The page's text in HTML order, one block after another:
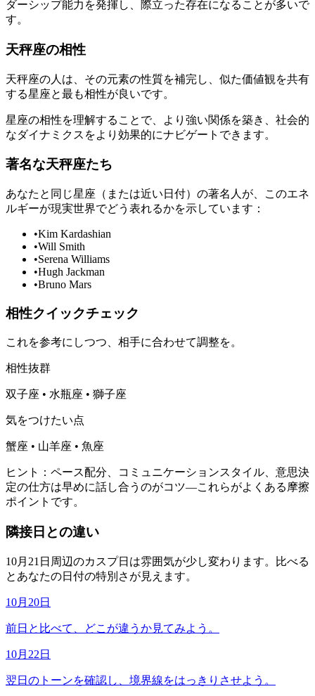
ダーシップ能力を発揮し、際立った存在になることが多いで
す。
天秤座の相性
天秤座の人は、その元素の性質を補完し、似た価値観を共有
する星座と最も相性が良いです。
星座の相性を理解することで、より強い関係を築き、社会的
なダイナミクスをより効果的にナビゲートできます。
著名な天秤座たち
あなたと同じ星座（または近い日付）の著名人が、このエネ
ルギーが現実世界でどう表れるかを示しています：
•Kim Kardashian
•Will Smith
•Serena Williams
•Hugh Jackman
•Bruno Mars
相性クイックチェック
これを参考にしつつ、相手に合わせて調整を。
相性抜群
双子座 • 水瓶座 • 獅子座
気をつけたい点
蟹座 • 山羊座 • 魚座
ヒント：ペース配分、コミュニケーションスタイル、意思決
定の仕方は早めに話し合うのがコツ—これらがよくある摩擦
ポイントです。
隣接日との違い
10月21日周辺のカスプ日は雰囲気が少し変わります。比べる
とあなたの日付の特別さが見えます。
10月20日
前日と比べて、どこが違うか見てみよう。
10月22日
翌日のトーンを確認し、境界線をはっきりさせよう。